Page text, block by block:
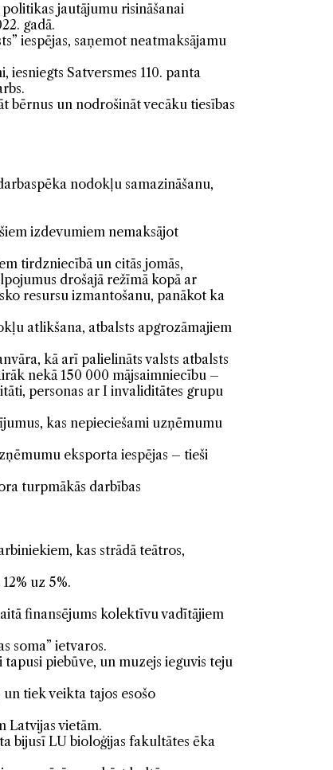
jautājumu risināšanai
gadā.
iespējas, saņemot neatmaksājamu
Satversmes 110. panta
bērnus un nodrošināt vecāku tiesības
nodokļu samazināšanu,
izdevumiem nemaksājot
tirdzniecībā un citās jomās,
drošajā režīmā kopā ar
resursu izmantošanu, panākot ka
atlikšana, atbalsts apgrozāmajiem
kā arī palielināts valsts atbalsts
nekā 150 000 mājsaimniecību –
personas ar I invaliditātes grupu
kas nepieciešami uzņēmumu
eksporta iespējas – tieši
turpmākās darbības
kas strādā teātros,
uz 5%.
finansējums kolektīvu vadītājiem
soma” ietvaros.
piebūve, un muzejs ieguvis teju
tiek veikta tajos esošo
Latvijas vietām.
bijusī LU bioloģijas fakultātes ēka